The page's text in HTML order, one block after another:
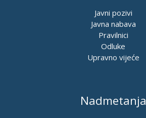
Javni pozivi
Javna nabava
Pravilnici
Odluke
Upravno vijeće
Nadmetanja